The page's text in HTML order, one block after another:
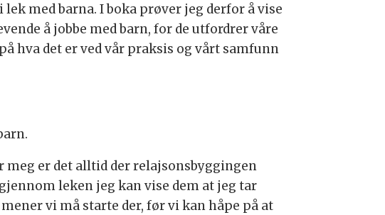
med barna. I boka prøver jeg derfor å vise
å jobbe med barn, for de utfordrer våre
hva det er ved vår praksis og vårt samfunn
meg er det alltid der relajsonsbyggingen
leken jeg kan vise dem at jeg tar
vi må starte der, før vi kan håpe på at